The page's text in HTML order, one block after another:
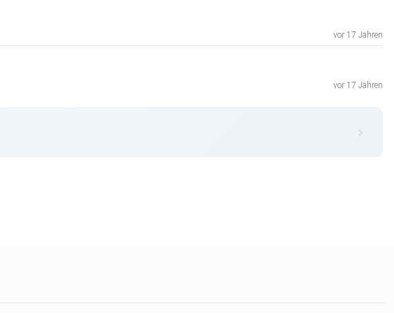
vor 17 Jahren
vor 17 Jahren